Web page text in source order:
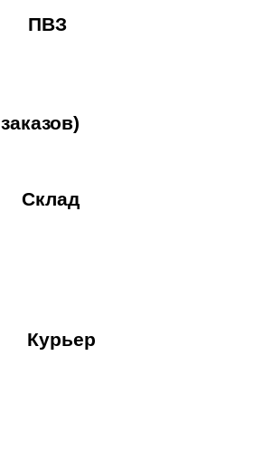
ПВЗ
заказов)
Склад
Курьер